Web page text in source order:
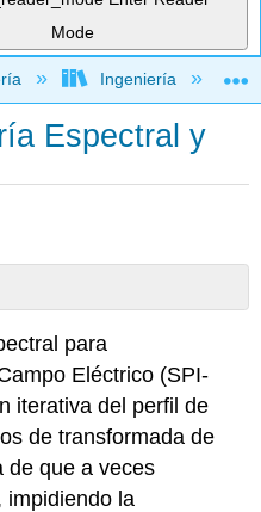
Mode
global
Ingeniería
Espectral y
para
Eléctrico (SPI-
iterativa del perfil de
de transformada de
de que a veces
impidiendo la